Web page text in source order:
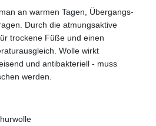
an warmen Tagen, Übergangs-
Durch die atmungsaktive
trockene Füße und einen
Wolle wirkt
und antibakteriell - muss
werden.